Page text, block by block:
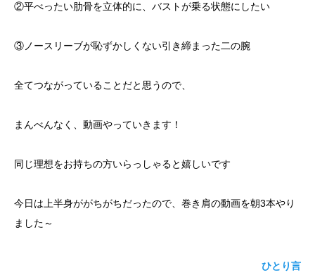
②平べったい肋骨を立体的に、バストが乗る状態にしたい
③ノースリーブが恥ずかしくない引き締まった二の腕
全てつながっていることだと思うので、
まんべんなく、動画やっていきます！
同じ理想をお持ちの方いらっしゃると嬉しいです
今日は上半身ががちがちだったので、巻き肩の動画を朝3本やり
ました～
ひとり言